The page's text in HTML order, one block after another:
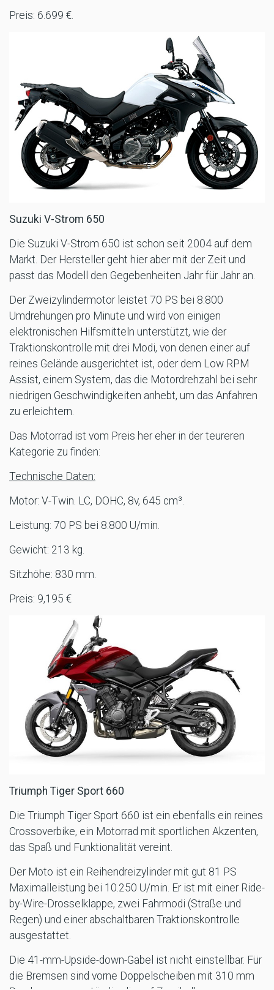
Preis: 6.699 €.
Suzuki V-Strom 650
Die Suzuki V-Strom 650 ist schon seit 2004 auf dem
Markt. Der Hersteller geht hier aber mit der Zeit und
passt das Modell den Gegebenheiten Jahr für Jahr an.
Der Zweizylindermotor leistet 70 PS bei 8.800
Umdrehungen pro Minute und wird von einigen
elektronischen Hilfsmitteln unterstützt, wie der
Traktionskontrolle mit drei Modi, von denen einer auf
reines Gelände ausgerichtet ist, oder dem Low RPM
Assist, einem System, das die Motordrehzahl bei sehr
niedrigen Geschwindigkeiten anhebt, um das Anfahren
zu erleichtern.
Das Motorrad ist vom Preis her eher in der teureren
Kategorie zu finden:
Technische Daten:
Motor: V-Twin. LC, DOHC, 8v, 645 cm³.
Leistung: 70 PS bei 8.800 U/min.
Gewicht: 213 kg.
Sitzhöhe: 830 mm.
Preis: 9,195 €
Triumph Tiger Sport 660
Die Triumph Tiger Sport 660 ist ein ebenfalls ein reines
Crossoverbike, ein Motorrad mit sportlichen Akzenten,
das Spaß und Funktionalität vereint.
Der Moto ist ein Reihendreizylinder mit gut 81 PS
Maximalleistung bei 10.250 U/min. Er ist mit einer Ride-
by-Wire-Drosselklappe, zwei Fahrmodi (Straße und
Regen) und einer abschaltbaren Traktionskontrolle
ausgestattet.
Die 41-mm-Upside-down-Gabel ist nicht einstellbar. Für
die Bremsen sind vorne Doppelscheiben mit 310 mm